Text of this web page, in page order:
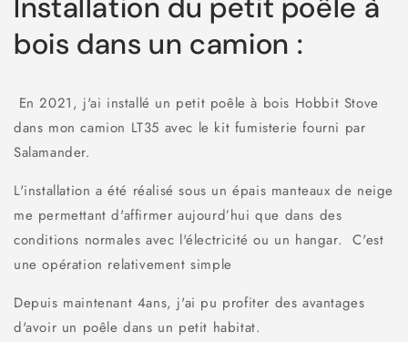
bois dans un camion :
En 2021, j'ai installé un petit poêle à bois Hobbit Stove
dans mon camion LT35 avec le kit fumisterie fourni par
Salamander.
L'installation a été réalisé sous un épais manteaux de neige
me permettant d'affirmer aujourd’hui que dans des
conditions normales avec l'électricité ou un hangar. C'est
une opération relativement simple
Depuis maintenant 4ans, j'ai pu profiter des avantages
d'avoir un poêle dans un petit habitat.